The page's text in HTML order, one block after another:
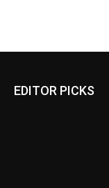
EDITOR PICKS